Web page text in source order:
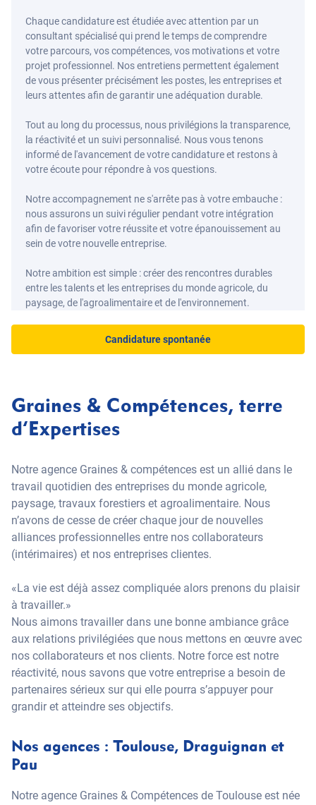
Chaque candidature est étudiée avec attention par un
consultant spécialisé qui prend le temps de comprendre
votre parcours, vos compétences, vos motivations et votre
projet professionnel. Nos entretiens permettent également
de vous présenter précisément les postes, les entreprises et
leurs attentes afin de garantir une adéquation durable.
Tout au long du processus, nous privilégions la transparence,
la réactivité et un suivi personnalisé. Nous vous tenons
informé de l'avancement de votre candidature et restons à
votre écoute pour répondre à vos questions.
Notre accompagnement ne s'arrête pas à votre embauche :
nous assurons un suivi régulier pendant votre intégration
afin de favoriser votre réussite et votre épanouissement au
sein de votre nouvelle entreprise.
Notre ambition est simple : créer des rencontres durables
entre les talents et les entreprises du monde agricole, du
paysage, de l'agroalimentaire et de l'environnement.
Candidature spontanée
Graines & Compétences, terre
d’Expertises
Notre agence Graines & compétences est un allié dans le
travail quotidien des entreprises du monde agricole,
paysage, travaux forestiers et agroalimentaire. Nous
n’avons de cesse de créer chaque jour de nouvelles
alliances professionnelles entre nos collaborateurs
(intérimaires) et nos entreprises clientes.
«La vie est déjà assez compliquée alors prenons du plaisir
à travailler.»
Nous aimons travailler dans une bonne ambiance grâce
aux relations privilégiées que nous mettons en œuvre avec
nos collaborateurs et nos clients. Notre force est notre
réactivité, nous savons que votre entreprise a besoin de
partenaires sérieux sur qui elle pourra s’appuyer pour
grandir et atteindre ses objectifs.
Nos agences : Toulouse, Draguignan et
Pau
Notre agence Graines & Compétences de Toulouse est née